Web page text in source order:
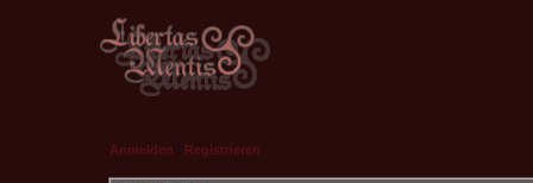
Anmelden Registrieren